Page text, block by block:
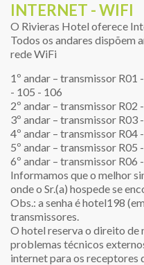
INTERNET - WIFI
O Rivieras Hotel oferece
Todos os andares dispõem
rede WiFi
1º andar – transmissor R01
- 105 - 106
2º andar – transmissor R02
3º andar – transmissor R03
4º andar – transmissor R04
5º andar – transmissor R05
6º andar – transmissor R06
Informamos que o melhor
onde o Sr.(a) hospede se
Obs.: a senha é hotel198
transmissores.
O hotel reserva o direito de
problemas técnicos
internet para os receptores